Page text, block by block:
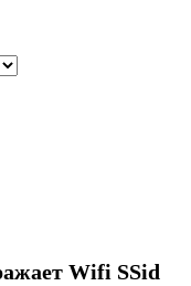
Wifi SSid